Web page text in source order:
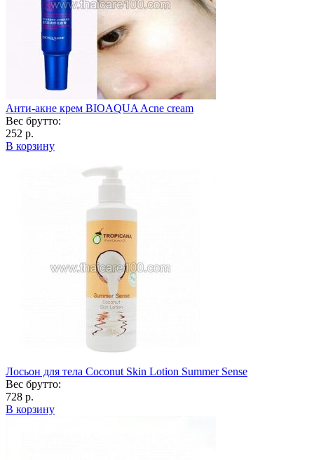
Анти-акне крем BIOAQUA Acne cream
Вес брутто:
252 р.
В корзину
Лосьон для тела Coconut Skin Lotion Summer Sense
Вес брутто:
728 р.
В корзину